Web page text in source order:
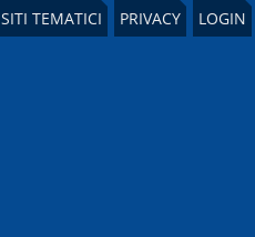
SITI TEMATICI PRIVACY LOGIN